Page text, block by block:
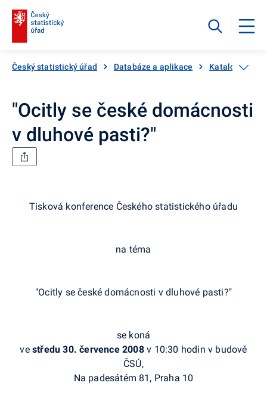
Český statistický úřad Databáze a aplikace Katalog
"Ocitly se české domácnosti
v dluhové pasti?"
Tisková konference Českého statistického úřadu
na téma
"Ocitly se české domácnosti v dluhové pasti?"
se koná
vestředu 30. července 2008v 10:30 hodin v budově
ČSÚ,
Na padesátém 81, Praha 10